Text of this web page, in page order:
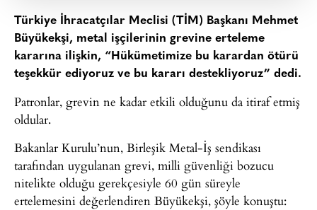
Türkiye İhracatçılar Meclisi (TİM) Başkanı Mehmet
Büyükekşi, metal işçilerinin grevine erteleme
kararına ilişkin, “Hükümetimize bu karardan ötürü
teşekkür ediyoruz ve bu kararı destekliyoruz” dedi.
Patronlar, grevin ne kadar etkili olduğunu da itiraf etmiş
oldular.
Bakanlar Kurulu’nun, Birleşik Metal-İş sendikası
tarafından uygulanan grevi, milli güvenliği bozucu
nitelikte olduğu gerekçesiyle 60 gün süreyle
ertelemesini değerlendiren Büyükekşi, şöyle konuştu: